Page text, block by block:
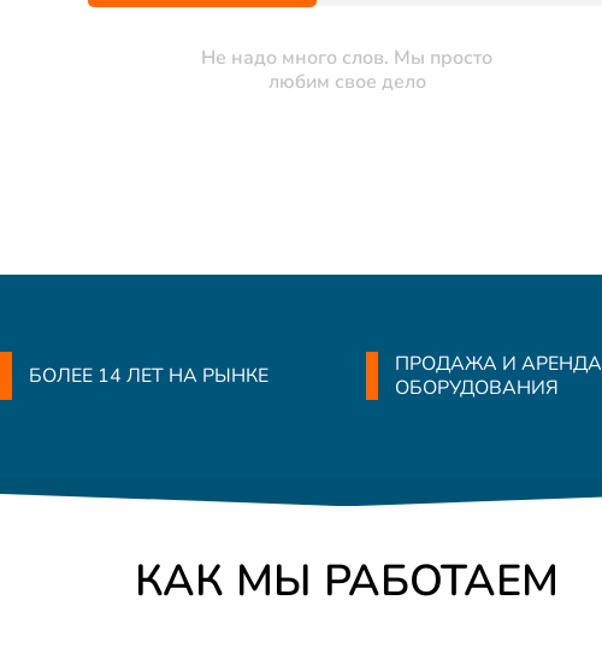
Не надо много слов. Мы просто
любим свое дело
БОЛЕЕ 14 ЛЕТ НА РЫНКЕ
ПРОДАЖА И АРЕНДА
ОБОРУДОВАНИЯ
КАК МЫ РАБОТАЕМ